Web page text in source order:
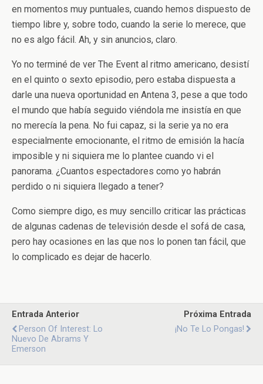
en momentos muy puntuales, cuando hemos dispuesto de
tiempo libre y, sobre todo, cuando la serie lo merece, que
no es algo fácil. Ah, y sin anuncios, claro.
Yo no terminé de ver The Event al ritmo americano, desistí
en el quinto o sexto episodio, pero estaba dispuesta a
darle una nueva oportunidad en Antena 3, pese a que todo
el mundo que había seguido viéndola me insistía en que
no merecía la pena. No fui capaz, si la serie ya no era
especialmente emocionante, el ritmo de emisión la hacía
imposible y ni siquiera me lo plantee cuando vi el
panorama. ¿Cuantos espectadores como yo habrán
perdido o ni siquiera llegado a tener?
Como siempre digo, es muy sencillo criticar las prácticas
de algunas cadenas de televisión desde el sofá de casa,
pero hay ocasiones en las que nos lo ponen tan fácil, que
lo complicado es dejar de hacerlo.
Entrada Anterior
Person Of Interest: Lo
Nuevo De Abrams Y
Emerson
Próxima Entrada
¡No Te Lo Pongas!